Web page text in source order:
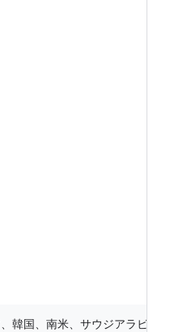
韓国、南米、サウジアラビア